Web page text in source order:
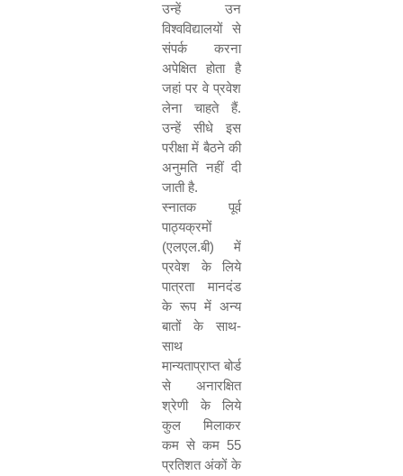
उन्हें उन
विश्वविद्यालयों से
संपर्क करना
अपेक्षित होता है
जहां पर वे प्रवेश
लेना चाहते हैं.
उन्हें सीधे इस
परीक्षा में बैठने की
अनुमति नहीं दी
जाती है.
स्नातक पूर्व
पाठ्यक्रमों
(एलएल.बी) में
प्रवेश के लिये
पात्रता मानदंड
के रूप में अन्य
बातों के साथ-
साथ
मान्यताप्राप्त बोर्ड
से अनारक्षित
श्रेणी के लिये
कुल मिलाकर
कम से कम 55
प्रतिशत अंकों के